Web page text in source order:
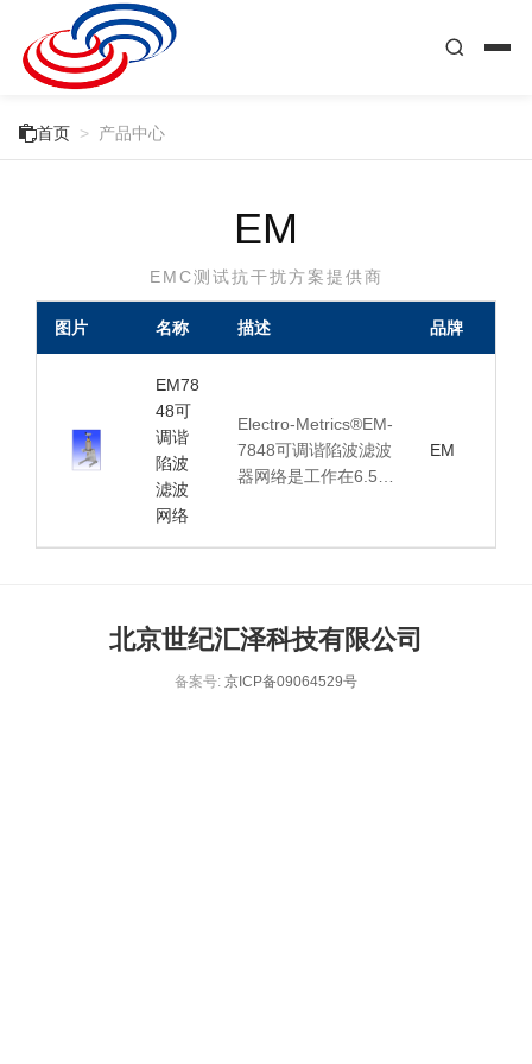
首页 > 产品中心
EM
EMC测试抗干扰方案提供商
图片 名称 描述 品牌
EM78
48可
调谐
陷波
滤波
网络
Electro-Metrics®EM-
7848可调谐陷波滤波
器网络是工作在6.5…
EM
北京世纪汇泽科技有限公司
备案号: 京ICP备09064529号